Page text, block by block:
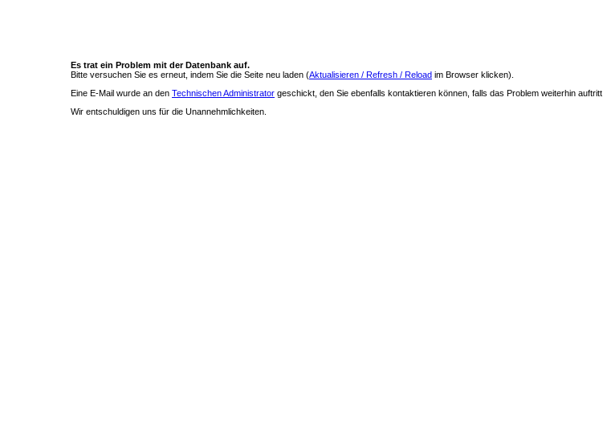
Es trat ein Problem mit der Datenbank auf.
Bitte versuchen Sie es erneut, indem Sie die Seite neu laden (Aktualisieren / Refresh / Reload im Browser klicken).
Eine E-Mail wurde an den Technischen Administrator geschickt, den Sie ebenfalls kontaktieren können, falls das Problem weiterhin auftritt.
Wir entschuldigen uns für die Unannehmlichkeiten.